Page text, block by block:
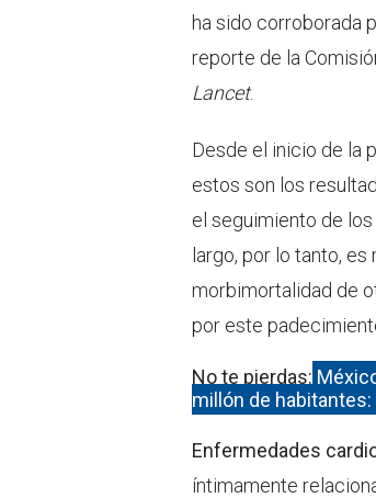
ha sido corroborada
reporte de la
Lancet.
Desde el inicio de la
estos son los
el seguimiento de
largo, por lo tanto,
morbimortalidad de
por este
No te pierdas:
millón de
Enfermedades
íntimamente